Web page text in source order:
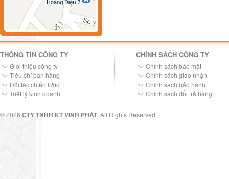
THÔNG TIN CÔNG TY
Giới thiệu công ty
Tiêu chí bán hàng
Đối tác chiến lược
Triết lý kinh doanh
CHÍNH SÁCH CÔNG TY
Chính sách bảo mật
Chính sách giao nhận
Chính sách bảo hành
Chính sách đổi trả hàng
© 2026 CTY TNHH KT VINH PHÁT. All Rights Reserved